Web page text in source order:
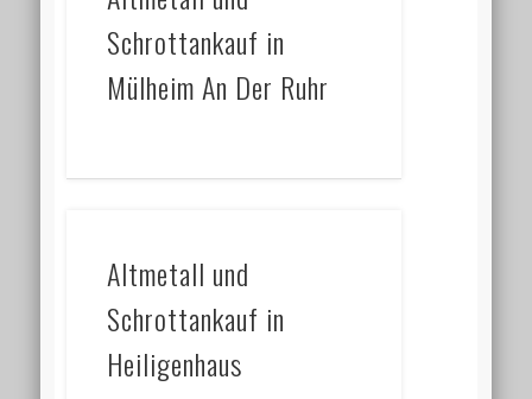
Schrottankauf in
Mülheim An Der Ruhr
Altmetall und
Schrottankauf in
Heiligenhaus